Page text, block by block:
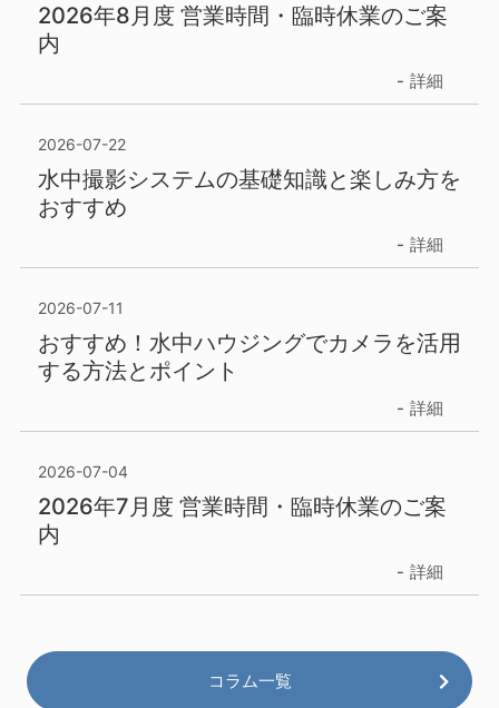
2026年8月度 営業時間・臨時休業のご案
内
詳細
2026-07-22
水中撮影システムの基礎知識と楽しみ方を
おすすめ
詳細
2026-07-11
おすすめ！水中ハウジングでカメラを活用
する方法とポイント
詳細
2026-07-04
2026年7月度 営業時間・臨時休業のご案
内
詳細
コラム一覧